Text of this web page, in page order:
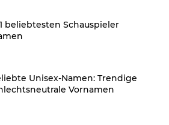
beliebtesten Schauspieler
Unisex-Namen: Trendige
Vornamen